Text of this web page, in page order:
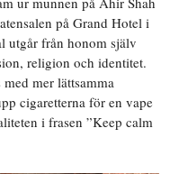
på Grand Hotel i
utgår från honom själv
religion och identitet.
mer lättsamma
cigaretterna för en vape
i frasen ”Keep calm